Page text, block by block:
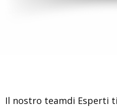
Il nostro teamdi Esperti